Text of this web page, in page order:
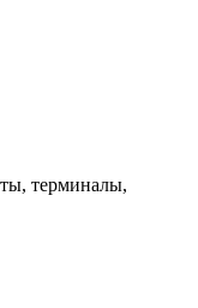
терминалы,